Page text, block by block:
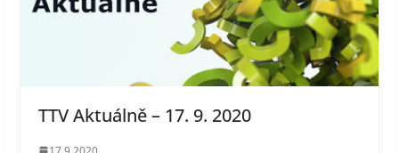
TTV Aktuálně – 17. 9. 2020